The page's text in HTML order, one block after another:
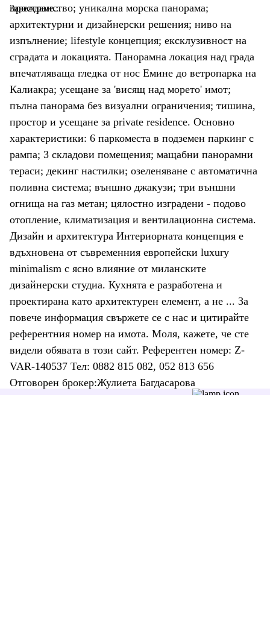
пространство; уникална морска панорама;
архитектурни и дизайнерски решения; ниво на
изпълнение; lifestyle концепция; ексклузивност на
сградата и локацията. Панорамна локация над града
впечатляваща гледка от нос Емине до ветропарка на
Калиакра; усещане за 'висящ над морето' имот;
пълна панорама без визуални ограничения; тишина,
простор и усещане за private residence. Основно
характеристики: 6 паркоместа в подземен паркинг с
рампа; 3 складови помещения; мащабни панорамни
тераси; декинг настилки; озеленяване с автоматична
поливна система; външно джакузи; три външни
огнища на газ метан; цялостно изградени - подово
отопление, климатизация и вентилационна система.
Дизайн и архитектура Интериорната концепция е
вдъхновена от съвременния европейски luxury
minimalism с ясно влияние от миланските
дизайнерски студиа. Кухнята е разработена и
проектирана като архитектурен елемент, а не ... За
повече информация свържете се с нас и цитирайте
референтния номер на имота. Моля, кажете, че сте
видeли обявата в този сайт. Референтен номер: Z-
VAR-140537 Тел: 0882 815 082, 052 813 656
Отговорен брокер:Жулиета Багдасарова
Зареждаме...